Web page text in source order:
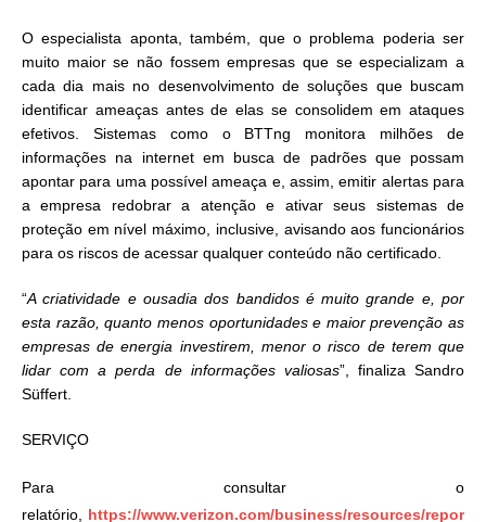
O especialista aponta, também, que o problema poderia ser
muito maior se não fossem empresas que se especializam a
cada dia mais no desenvolvimento de soluções que buscam
identificar ameaças antes de elas se consolidem em ataques
efetivos. Sistemas como o BTTng monitora milhões de
informações na internet em busca de padrões que possam
apontar para uma possível ameaça e, assim, emitir alertas para
a empresa redobrar a atenção e ativar seus sistemas de
proteção em nível máximo, inclusive, avisando aos funcionários
para os riscos de acessar qualquer conteúdo não certificado.
“A criatividade e ousadia dos bandidos é muito grande e, por
esta razão, quanto menos oportunidades e maior prevenção as
empresas de energia investirem, menor o risco de terem que
lidar com a perda de informações valiosas”, finaliza Sandro
Süffert.
SERVIÇO
Para consultar o
relatório, https://www.verizon.com/business/resources/repor